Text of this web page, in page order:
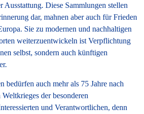
Ausstattung. Diese Sammlungen stellen
dar, mahnen aber auch für Frieden
Sie zu modernen und nachhaltigen
weiterzuentwickeln ist Verpflichtung
selbst, sondern auch künftigen
bedürfen auch mehr als 75 Jahre nach
der besonderen
und Verantwortlichen, denn